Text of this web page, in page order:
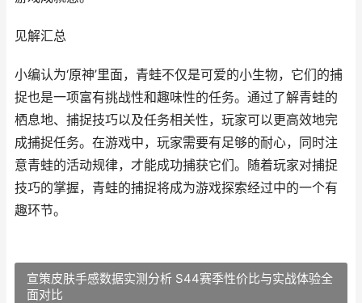
见解汇总
小编认为‘原神’里面，青蛙不仅是可爱的小生物，它们的捕
捉也是一项富有挑战性和趣味性的任务。通过了解青蛙的
栖息地、捕捉技巧以及任务相关性，玩家可以更高效地完
成捕捉任务。在游戏中，玩家需要有足够的耐心，同时注
意青蛙的活动规律，才能成功捕获它们。随着玩家对捕捉
技巧的掌握，青蛙的捕捉将成为游戏探索经过中的一个有
趣环节。
宣策皮肤手感数据实测分析 S44赛季性价比与实战体验全
面对比